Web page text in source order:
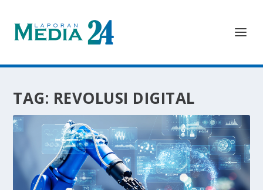
TAG: REVOLUSI DIGITAL